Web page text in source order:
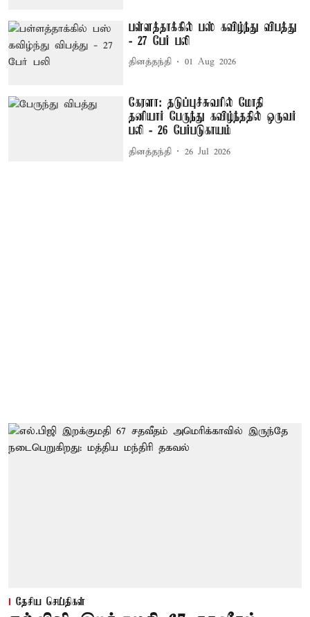
பள்ளத்தாக்கில் பஸ் கவிழ்ந்து விபத்து
- 27 பேர் பலி
தினத்தந்தி 01 Aug 2026
கேரளா: தடுப்புச்சுவரில் மோதி
தனியார் பேருந்து கவிழ்ந்ததில் ஒருவர்
பலி - 26 பேர்படுகாயம்
தினத்தந்தி 26 Jul 2026
தேசிய செய்திகள்